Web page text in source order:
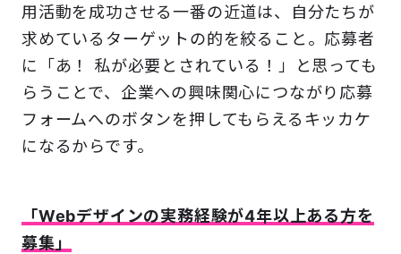
用活動を成功させる一番の近道は、自分たちが
求めているターゲットの的を絞ること。応募者
に「あ！ 私が必要とされている！」と思っても
らうことで、企業への興味関心につながり応募
フォームへのボタンを押してもらえるキッカケ
になるからです。
「Webデザインの実務経験が4年以上ある方を
募集」